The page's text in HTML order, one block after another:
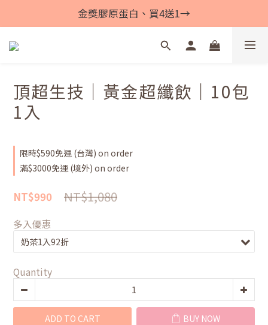
金獎膠原蛋白、買4送1→
頂超生技｜黃金超纖飲｜10包
1入
限時$590免運 (台灣) on order
滿$3000免運 (境外) on order
NT$1,080
NT$990
多入優惠
Quantity
ADD TO CART BUY NOW